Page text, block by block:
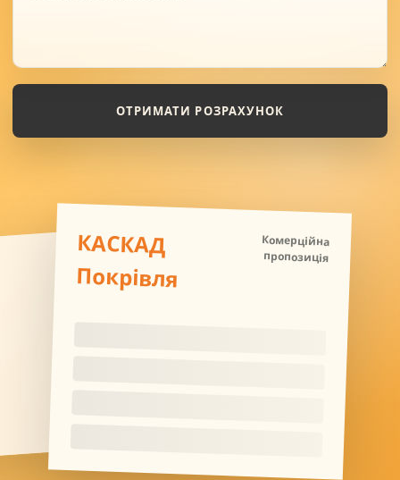
ОТРИМАТИ РОЗРАХУНОК
КАСКАД
Покрівля
Комерційна
пропозиція